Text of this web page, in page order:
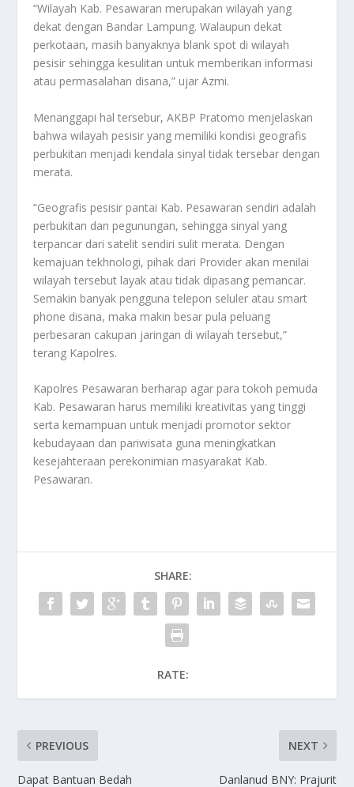
“Wilayah Kab. Pesawaran merupakan wilayah yang
dekat dengan Bandar Lampung. Walaupun dekat
perkotaan, masih banyaknya blank spot di wilayah
pesisir sehingga kesulitan untuk memberikan informasi
atau permasalahan disana,” ujar Azmi.
Menanggapi hal tersebur, AKBP Pratomo menjelaskan
bahwa wilayah pesisir yang memiliki kondisi geografis
perbukitan menjadi kendala sinyal tidak tersebar dengan
merata.
“Geografis pesisir pantai Kab. Pesawaran sendiri adalah
perbukitan dan pegunungan, sehingga sinyal yang
terpancar dari satelit sendiri sulit merata. Dengan
kemajuan tekhnologi, pihak dari Provider akan menilai
wilayah tersebut layak atau tidak dipasang pemancar.
Semakin banyak pengguna telepon seluler atau smart
phone disana, maka makin besar pula peluang
perbesaran cakupan jaringan di wilayah tersebut,”
terang Kapolres.
Kapolres Pesawaran berharap agar para tokoh pemuda
Kab. Pesawaran harus memiliki kreativitas yang tinggi
serta kemampuan untuk menjadi promotor sektor
kebudayaan dan pariwisata guna meningkatkan
kesejahteraan perekonimian masyarakat Kab.
Pesawaran.
SHARE:
RATE:
PREVIOUS
Dapat Bantuan Bedah
NEXT
Danlanud BNY: Prajurit